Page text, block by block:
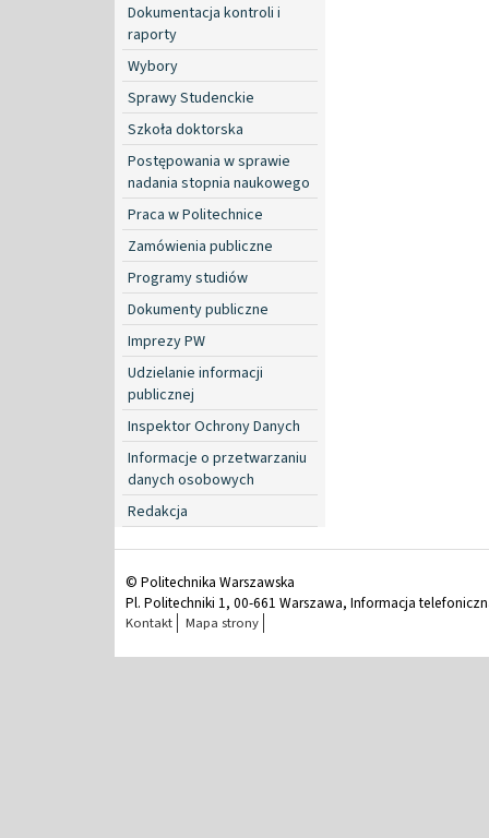
Dokumentacja kontroli i
raporty
Wybory
Sprawy Studenckie
Szkoła doktorska
Postępowania w sprawie
nadania stopnia naukowego
Praca w Politechnice
Zamówienia publiczne
Programy studiów
Dokumenty publiczne
Imprezy PW
Udzielanie informacji
publicznej
Inspektor Ochrony Danych
Informacje o przetwarzaniu
danych osobowych
Redakcja
© Politechnika Warszawska
Pl. Politechniki 1, 00-661 Warszawa, Informacja
Kontakt Mapa strony